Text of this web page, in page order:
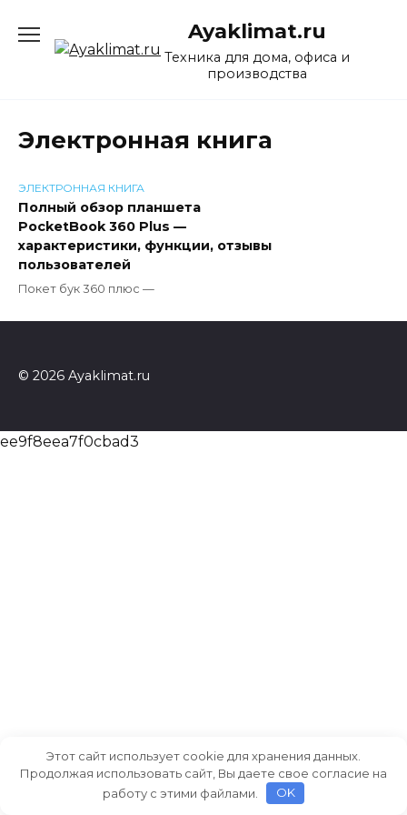
содержанию
Ayaklimat.ru
Техника для дома, офиса и
производства
Электронная книга
ЭЛЕКТРОННАЯ КНИГА
Полный обзор планшета
PocketBook 360 Plus —
характеристики, функции, отзывы
пользователей
Покет бук 360 плюс —
© 2026 Ayaklimat.ru
ee9f8eea7f0cbad3
Этот сайт использует cookie для хранения данных.
Продолжая использовать сайт, Вы даете свое согласие на
работу с этими файлами.
OK